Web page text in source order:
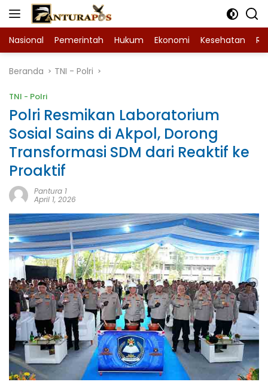
Langsung
Nasional Pemerintah Hukum Ekonomi Kesehatan
Beranda TNI - Polri
TNI - Polri
Polri Resmikan Laboratorium
Sosial Sains di Akpol, Dorong
Transformasi SDM dari Reaktif ke
Proaktif
Pantura 1
April 1, 2026